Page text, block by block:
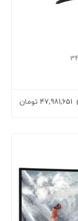
47,981,651 تومان